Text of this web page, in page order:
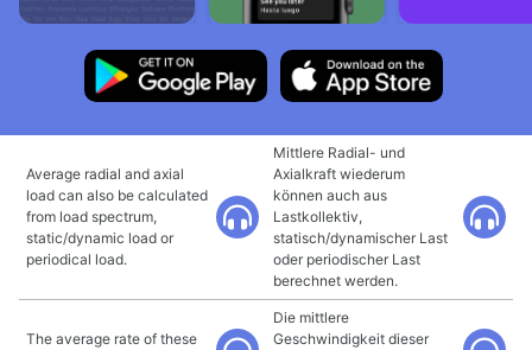
Average radial and axial
load can also be calculated
from load spectrum,
static/dynamic load or
periodical load.
Mittlere Radial- und
Axialkraft wiederum
können auch aus
Lastkollektiv,
statisch/dynamischer Last
oder periodischer Last
berechnet werden.
The average rate of these
Die mittlere
Geschwindigkeit dieser